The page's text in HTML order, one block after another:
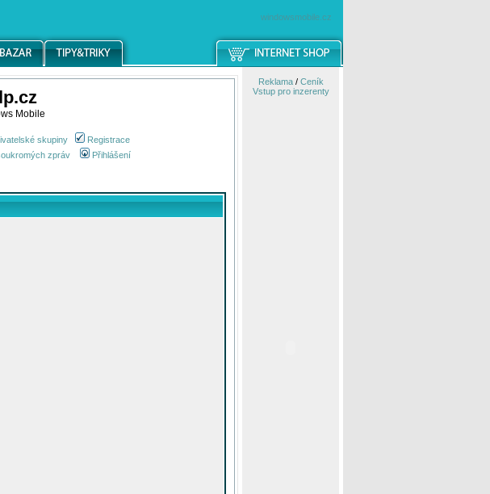
windowsmobile.cz
Mobile
skupiny
Registrace
zpráv Přihlášení
Reklama/ Ceník
Vstup pro inzerenty